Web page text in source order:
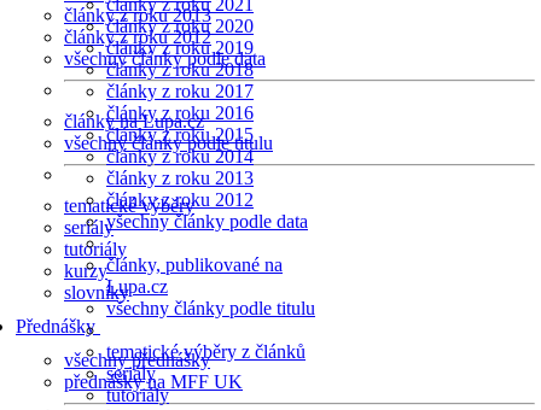
články z roku 2013
články z roku 2012
všechny články podle data
články na Lupa.cz
všechny články podle titulu
tematické výběry
seriály
tutoriály
kurzy
slovníky
Přednášky
všechny přednášky
přednášky na MFF UK
články z roku 2021
články z roku 2020
články z roku 2019
články z roku 2018
články z roku 2017
články z roku 2016
články z roku 2015
články z roku 2014
články z roku 2013
články z roku 2012
všechny články podle data
články, publikované na
Lupa.cz
všechny články podle titulu
tematické výběry z článků
seriály
tutoriály